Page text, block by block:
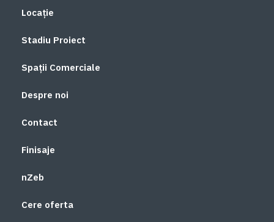
Locație
Stadiu Proiect
Spații Comerciale
Despre noi
Contact
Finisaje
nZeb
Cere oferta